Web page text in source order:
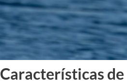
Características